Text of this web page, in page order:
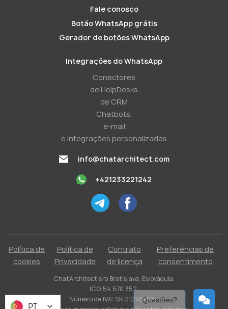
Fale conosco
Botão WhatsApp grátis
Gerador de botões WhatsApp
Integrações do WhatsApp
Conectores
de HelpDesks
de CRM
Chatbots,
e-mail
e integrações personalizadas
info@chatarchitect.com
+421233221242
Política de
cookies
Política de
Privacidade
Contrato
de licença
Preferências de
consentimento
ChatArchitect sro Bratislava, Eslováquia.
IČO 54 570 352.
Número de IVA: SK 2121731304.
PT
Questões?